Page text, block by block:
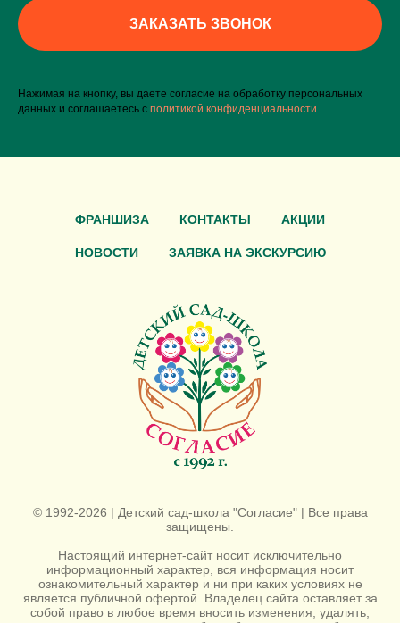
ЗАКАЗАТЬ ЗВОНОК
Нажимая на кнопку, вы даете согласие на обработку персональных
данных и соглашаетесь c политикой конфиденциальности
ФРАНШИЗА КОНТАКТЫ АКЦИИ
НОВОСТИ ЗАЯВКА НА ЭКСКУРСИЮ
© 1992-2026 | Детский сад-школа "Согласие" | Все права
защищены.
Настоящий интернет-сайт носит исключительно
информационный характер, вся информация носит
ознакомительный характер и ни при каких условиях не
является публичной офертой. Владелец сайта оставляет за
собой право в любое время вносить изменения, удалять,